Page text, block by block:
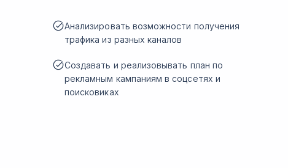
Анализировать возможности получения
трафика из разных каналов
Создавать и реализовывать план по
рекламным кампаниям в соцсетях и
поисковиках